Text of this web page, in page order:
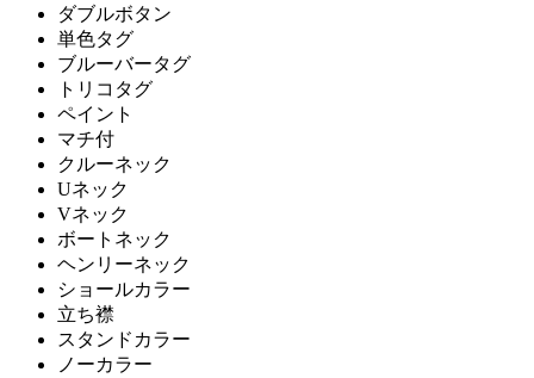
ダブルボタン
単色タグ
ブルーバータグ
トリコタグ
ペイント
マチ付
クルーネック
Uネック
Vネック
ボートネック
ヘンリーネック
ショールカラー
立ち襟
スタンドカラー
ノーカラー